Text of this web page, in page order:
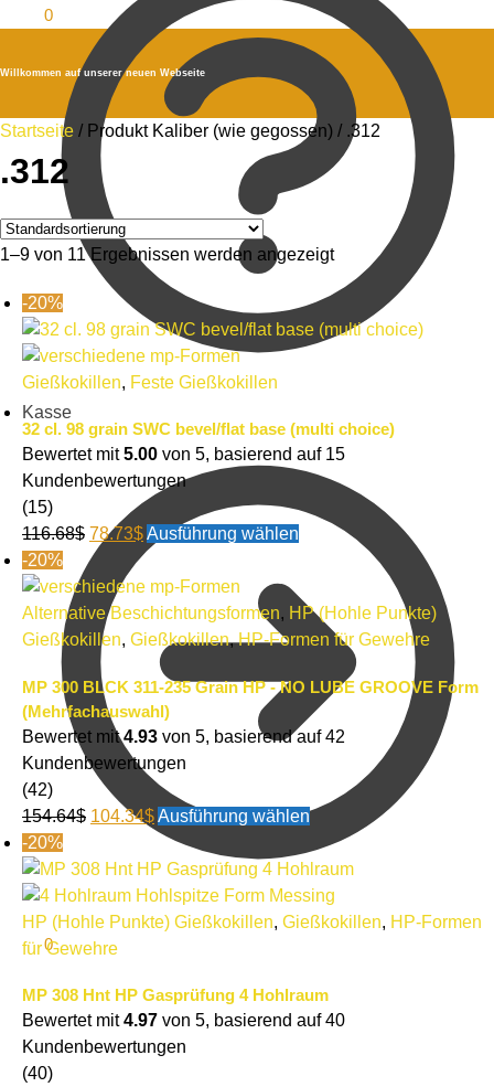
Kasse
0.00$ 0
0
Willkommen auf unserer neuen Webseite
Startseite / Produkt Kaliber (wie gegossen) / .312
.312
1–9 von 11 Ergebnissen werden angezeigt
-20%
Gießkokillen, Feste Gießkokillen
32 cl. 98 grain SWC bevel/flat base (multi choice)
Bewertet mit5.00 von 5, basierend auf 15
Kundenbewertungen
(15)
116.68$ 78.73$Ausführung wählen
-20%
Alternative Beschichtungsformen, HP (Hohle Punkte)
Gießkokillen, Gießkokillen,HP-Formen für Gewehre
MP 300 BLCK 311-235 Grain HP - NO LUBE GROOVE Form
(Mehrfachauswahl)
Bewertet mit4.93 von 5, basierend auf42
Kundenbewertungen
(42)
154.64$ 104.34$Ausführung wählen
-20%
HP (Hohle Punkte) Gießkokillen, Gießkokillen, HP-Formen
für Gewehre
MP 308 Hnt HP Gasprüfung 4 Hohlraum
Bewertet mit4.97 von 5, basierend auf40
Kundenbewertungen
(40)